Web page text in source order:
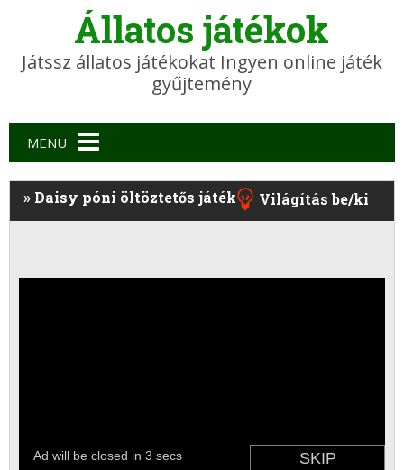
Állatos játékok
Játssz állatos játékokat Ingyen online játék
gyűjtemény
Main menu
MENU
»Daisy póni öltöztetős játék Világítás be/ki